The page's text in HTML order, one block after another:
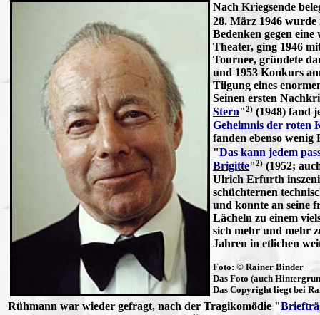
Nach Kriegsende
28. März 1946
Bedenken gegen
Theater, ging 1946
Tournee, gründete
und 1953 Konkurs
Tilgung eines
Seinen ersten
Stern"2) (1948) fand
Geheimnis der roten
fanden ebenso
"Das kann jedem
Brigitte"2) (1952;
Ulrich Erfurth
schüchternen
und konnte an seine
Lächeln zu einem
sich mehr und mehr
Jahren in etlichen
Foto: © Rainer Binder
Das Foto (auch
Das Copyright liegt bei
Rühmann war wieder gefragt, nach der Tragikomödie "